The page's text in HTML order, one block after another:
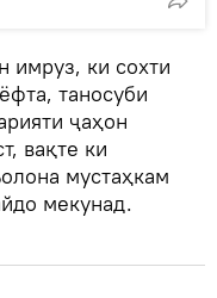
имруз, ки сохти
таносуби
ҷаҳон
вақте ки
мустаҳкам
мекунад.